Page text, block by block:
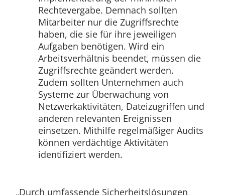
Rechtevergabe. Demnach sollten
Mitarbeiter nur die Zugriffsrechte
haben, die sie für ihre jeweiligen
Aufgaben benötigen. Wird ein
Arbeitsverhältnis beendet, müssen die
Zugriffsrechte geändert werden.
Zudem sollten Unternehmen auch
Systeme zur Überwachung von
Netzwerkaktivitäten, Dateizugriffen und
anderen relevanten Ereignissen
einsetzen. Mithilfe regelmäßiger Audits
können verdächtige Aktivitäten
identifiziert werden.
„Durch umfassende Sicherheitslösungen